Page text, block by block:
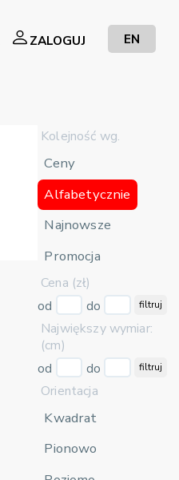
ZALOGUJ EN
Kolejność wg.
Ceny
Alfabetycznie
Najnowsze
Promocja
Cena (zł)
od
do filtruj
Największy wymiar:
(cm)
od
do filtruj
Orientacja
Kwadrat
Pionowo